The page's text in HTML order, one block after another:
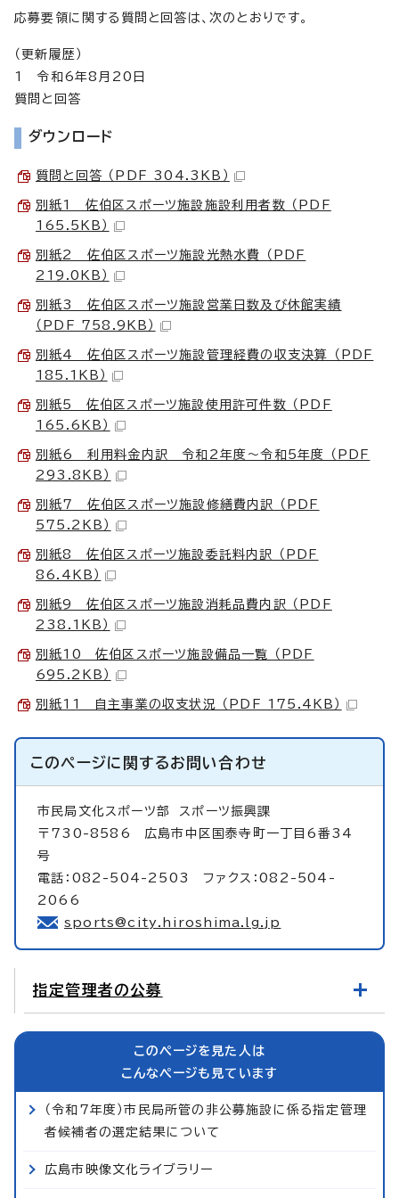
応募要領に関する質問と回答は、次のとおりです。
（更新履歴）
1 令和6年8月20日
質問と回答
ダウンロード
質問と回答 （PDF 304.3KB）
別紙1 佐伯区スポーツ施設施設利用者数 （PDF
165.5KB）
別紙2 佐伯区スポーツ施設光熱水費 （PDF
219.0KB）
別紙3 佐伯区スポーツ施設営業日数及び休館実績
（PDF 758.9KB）
別紙4 佐伯区スポーツ施設管理経費の収支決算 （PDF
185.1KB）
別紙5 佐伯区スポーツ施設使用許可件数 （PDF
165.6KB）
別紙6 利用料金内訳 令和2年度～令和5年度 （PDF
293.8KB）
別紙7 佐伯区スポーツ施設修繕費内訳 （PDF
575.2KB）
別紙8 佐伯区スポーツ施設委託料内訳 （PDF
86.4KB）
別紙9 佐伯区スポーツ施設消耗品費内訳 （PDF
238.1KB）
別紙10 佐伯区スポーツ施設備品一覧 （PDF
695.2KB）
別紙11 自主事業の収支状況 （PDF 175.4KB）
このページに関するお問い合わせ
市民局文化スポーツ部 スポーツ振興課
〒730-8586 広島市中区国泰寺町一丁目6番34
号
電話：082-504-2503 ファクス：082-504-
2066
sports@city.hiroshima.lg.jp
指定管理者の公募
このページを見た人は
こんなページも見ています
（令和7年度）市民局所管の非公募施設に係る指定管理
者候補者の選定結果について
広島市映像文化ライブラリー